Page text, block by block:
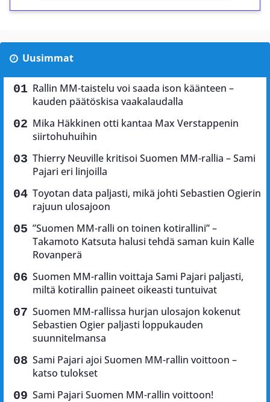
Uusimmat
Rallin MM-taistelu voi saada ison käänteen –
kauden päätöskisa vaakalaudalla
Mika Häkkinen otti kantaa Max Verstappenin
siirtohuhuihin
Thierry Neuville kritisoi Suomen MM-rallia – Sami
Pajari eri linjoilla
Toyotan data paljasti, mikä johti Sebastien Ogierin
rajuun ulosajoon
”Suomen MM-ralli on toinen kotirallini” –
Takamoto Katsuta halusi tehdä saman kuin Kalle
Rovanperä
Suomen MM-rallin voittaja Sami Pajari paljasti,
miltä kotirallin paineet oikeasti tuntuivat
Suomen MM-rallissa hurjan ulosajon kokenut
Sebastien Ogier paljasti loppukauden
suunnitelmansa
Sami Pajari ajoi Suomen MM-rallin voittoon –
katso tulokset
Sami Pajari Suomen MM-rallin voittoon!